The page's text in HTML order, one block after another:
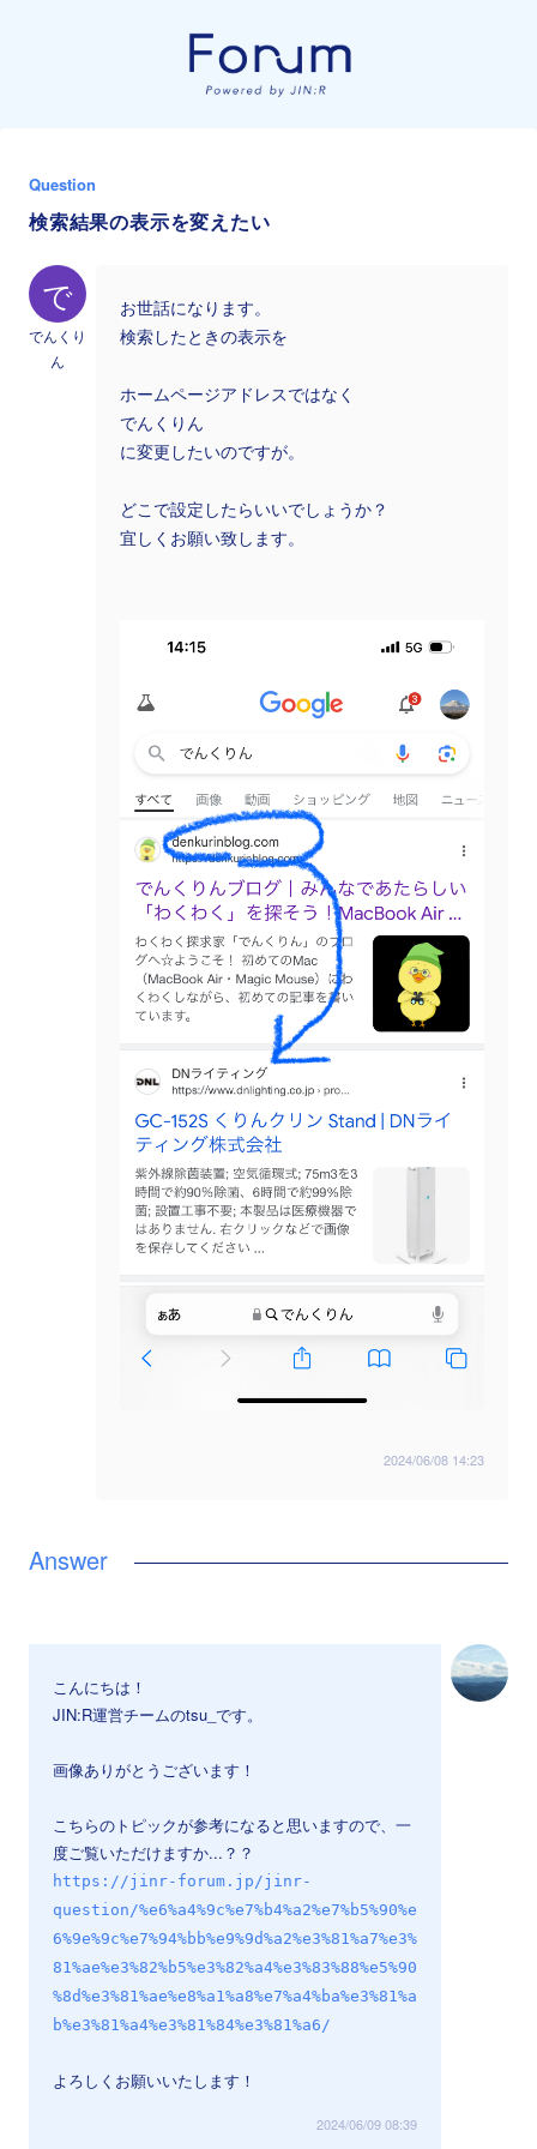
Question
検索結果の表示を変えたい
で
でんくり
ん
お世話になります。
検索したときの表示を
ホームページアドレスではなく
でんくりん
に変更したいのですが。
どこで設定したらいいでしょうか？
宜しくお願い致します。
2024/06/08 14:23
こんにちは！
JIN:R運営チームのtsu_です。
画像ありがとうございます！
こちらのトピックが参考になると思いますので、一
度ご覧いただけますか...？？
https://jinr-forum.jp/jinr-
question/%e6%a4%9c%e7%b4%a2%e7%b5%90%e
6%9e%9c%e7%94%bb%e9%9d%a2%e3%81%a7%e3%
81%ae%e3%82%b5%e3%82%a4%e3%83%88%e5%90
%8d%e3%81%ae%e8%a1%a8%e7%a4%ba%e3%81%a
b%e3%81%a4%e3%81%84%e3%81%a6/
よろしくお願いいたします！
2024/06/09 08:39